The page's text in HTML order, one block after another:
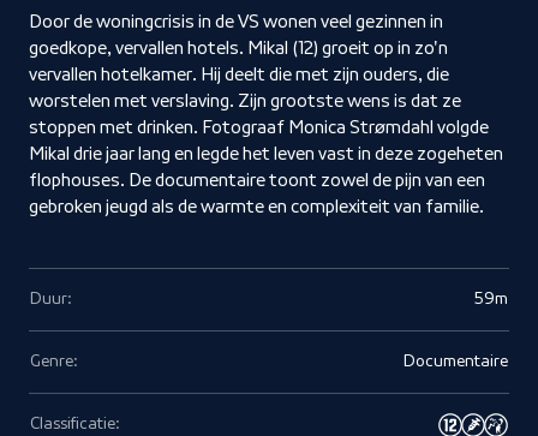
Door de woningcrisis in de VS wonen veel gezinnen in
goedkope, vervallen hotels. Mikal (12) groeit op in zo'n
vervallen hotelkamer. Hij deelt die met zijn ouders, die
worstelen met verslaving. Zijn grootste wens is dat ze
stoppen met drinken. Fotograaf Monica Strømdahl volgde
Mikal drie jaar lang en legde het leven vast in deze zogeheten
flophouses. De documentaire toont zowel de pijn van een
gebroken jeugd als de warmte en complexiteit van familie.
Duur: 59m
Genre: Documentaire
Classificatie: